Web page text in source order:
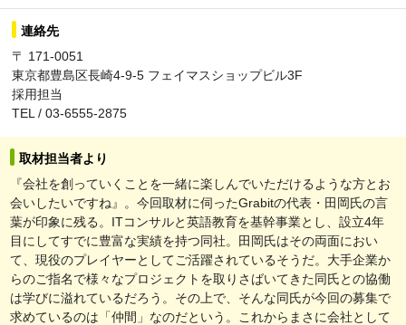
連絡先
〒 171-0051
東京都豊島区長崎4-9-5 フェイマスショップビル3F
採用担当
TEL / 03-6555-2875
取材担当者より
『会社を創っていくことを一緒に楽しんでいただけるような方とお
会いしたいですね』。今回取材に伺ったGrabitの代表・田岡氏の言
葉が印象に残る。ITコンサルと英語教育を基幹事業とし、設立4年
目にしてすでに豊富な実績を持つ同社。田岡氏はその両面におい
て、現役のプレイヤーとしてご活躍されているそうだ。大手企業か
らのご指名で様々なプロジェクトを取りさばいてきた同氏との協働
は学びに溢れているだろう。その上で、そんな同氏が今回の募集で
求めているのは「仲間」なのだという。これからまさに会社として